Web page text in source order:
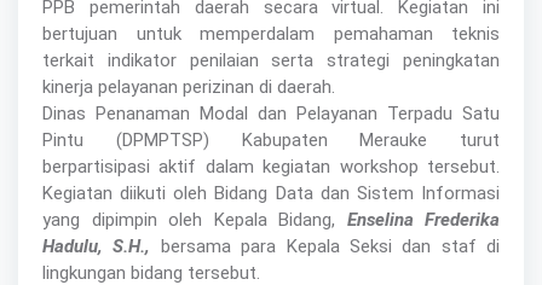
PPB pemerintah daerah secara virtual. Kegiatan ini
bertujuan untuk memperdalam pemahaman teknis
terkait indikator penilaian serta strategi peningkatan
kinerja pelayanan perizinan di daerah.
Dinas Penanaman Modal dan Pelayanan Terpadu Satu
Pintu (DPMPTSP) Kabupaten Merauke turut
berpartisipasi aktif dalam kegiatan workshop tersebut.
Kegiatan diikuti oleh Bidang Data dan Sistem Informasi
yang dipimpin oleh Kepala Bidang, Enselina Frederika
Hadulu, S.H., bersama para Kepala Seksi dan staf di
lingkungan bidang tersebut.